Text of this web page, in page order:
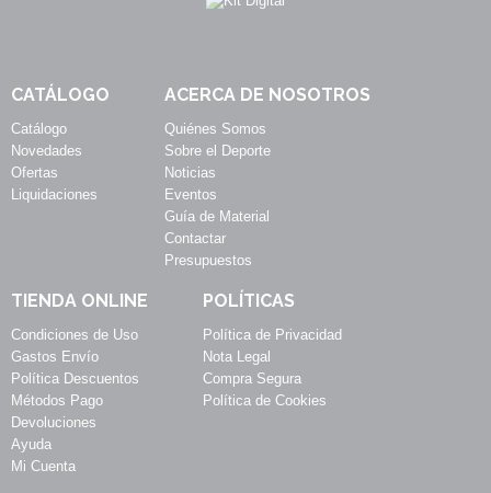
CATÁLOGO
Catálogo
Novedades
Ofertas
Liquidaciones
ACERCA DE NOSOTROS
Quiénes Somos
Sobre el Deporte
Noticias
Eventos
Guía de Material
Contactar
Presupuestos
TIENDA ONLINE
Condiciones de Uso
Gastos Envío
Política Descuentos
Métodos Pago
Devoluciones
Ayuda
Mi Cuenta
POLÍTICAS
Política de Privacidad
Nota Legal
Compra Segura
Política de Cookies